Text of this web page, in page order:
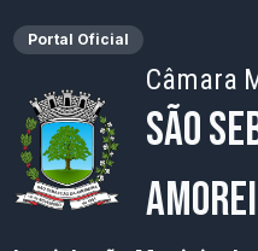
Portal Oficial
Câmara
São